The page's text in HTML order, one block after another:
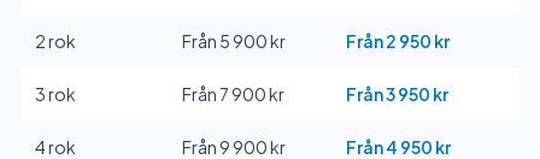
2 rok Från 5 900 kr Från 2 950 kr
3 rok Från 7 900 kr Från 3 950 kr
4 rok Från 9 900 kr Från 4 950 kr